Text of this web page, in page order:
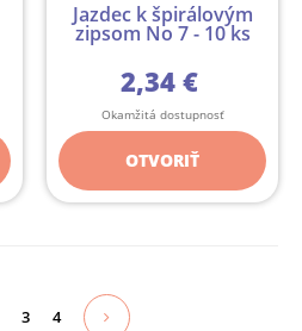
Jazdec k špirálovým
zipsom No 7 - 10 ks
2,34 €
Okamžitá dostupnosť
OTVORIŤ
3 4